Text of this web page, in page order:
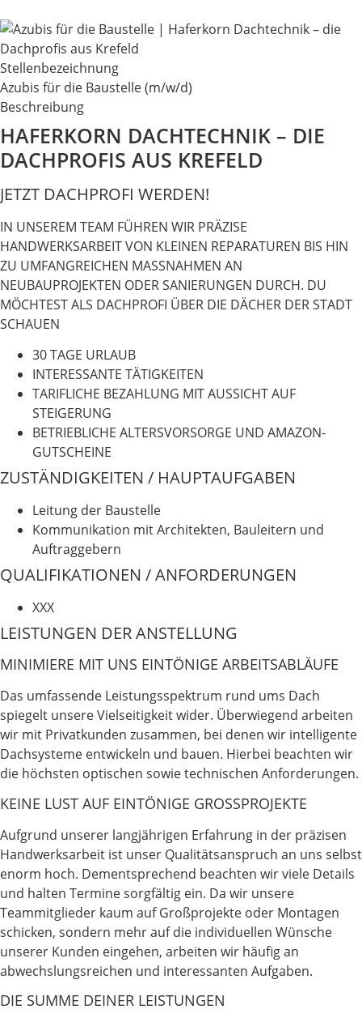
Stellenbezeichnung
Azubis für die Baustelle (m/w/d)
Beschreibung
HAFERKORN DACHTECHNIK – DIE
DACHPROFIS AUS KREFELD
JETZT DACHPROFI WERDEN!
IN UNSEREM TEAM FÜHREN WIR PRÄZISE
HANDWERKSARBEIT VON KLEINEN REPARATUREN BIS HIN
ZU UMFANGREICHEN MASSNAHMEN AN
NEUBAUPROJEKTEN ODER SANIERUNGEN DURCH. DU
MÖCHTEST ALS DACHPROFI ÜBER DIE DÄCHER DER STADT
SCHAUEN
30 TAGE URLAUB
INTERESSANTE TÄTIGKEITEN
TARIFLICHE BEZAHLUNG MIT AUSSICHT AUF
STEIGERUNG
BETRIEBLICHE ALTERSVORSORGE UND AMAZON-
GUTSCHEINE
ZUSTÄNDIGKEITEN / HAUPTAUFGABEN
Leitung der Baustelle
Kommunikation mit Architekten, Bauleitern und
Auftraggebern
QUALIFIKATIONEN / ANFORDERUNGEN
XXX
LEISTUNGEN DER ANSTELLUNG
MINIMIERE MIT UNS EINTÖNIGE ARBEITSABLÄUFE
Das umfassende Leistungsspektrum rund ums Dach
spiegelt unsere Vielseitigkeit wider. Überwiegend arbeiten
wir mit Privatkunden zusammen, bei denen wir intelligente
Dachsysteme entwickeln und bauen. Hierbei beachten wir
die höchsten optischen sowie technischen Anforderungen.
KEINE LUST AUF EINTÖNIGE GROSSPROJEKTE
Aufgrund unserer langjährigen Erfahrung in der präzisen
Handwerksarbeit ist unser Qualitätsanspruch an uns selbst
enorm hoch. Dementsprechend beachten wir viele Details
und halten Termine sorgfältig ein. Da wir unsere
Teammitglieder kaum auf Großprojekte oder Montagen
schicken, sondern mehr auf die individuellen Wünsche
unserer Kunden eingehen, arbeiten wir häufig an
abwechslungsreichen und interessanten Aufgaben.
DIE SUMME DEINER LEISTUNGEN